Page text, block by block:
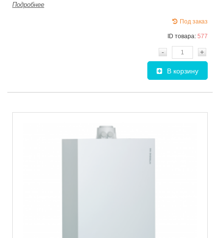
Подробнее
Под заказ
ID товара: 577
- +
В корзину